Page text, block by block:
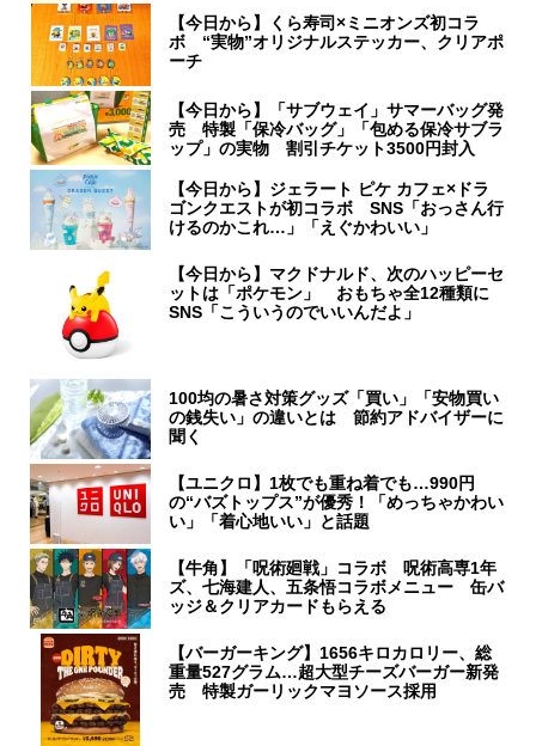
【今日から】くら寿司×ミニオンズ初コラ
ボ “実物”オリジナルステッカー、クリアポ
ーチ
【今日から】「サブウェイ」サマーバッグ発
売 特製「保冷バッグ」「包める保冷サブラ
ップ」の実物 割引チケット3500円封入
【今日から】ジェラート ピケ カフェ×ドラ
ゴンクエストが初コラボ SNS「おっさん行
けるのかこれ…」「えぐかわいい」
【今日から】マクドナルド、次のハッピーセ
ットは「ポケモン」 おもちゃ全12種類に
SNS「こういうのでいいんだよ」
100均の暑さ対策グッズ「買い」「安物買い
の銭失い」の違いとは 節約アドバイザーに
聞く
【ユニクロ】1枚でも重ね着でも…990円
の“バズトップス”が優秀！「めっちゃかわい
い」「着心地いい」と話題
【牛角】「呪術廻戦」コラボ 呪術高専1年
ズ、七海建人、五条悟コラボメニュー 缶バ
ッジ＆クリアカードもらえる
【バーガーキング】1656キロカロリー、総
重量527グラム…超大型チーズバーガー新発
売 特製ガーリックマヨソース採用